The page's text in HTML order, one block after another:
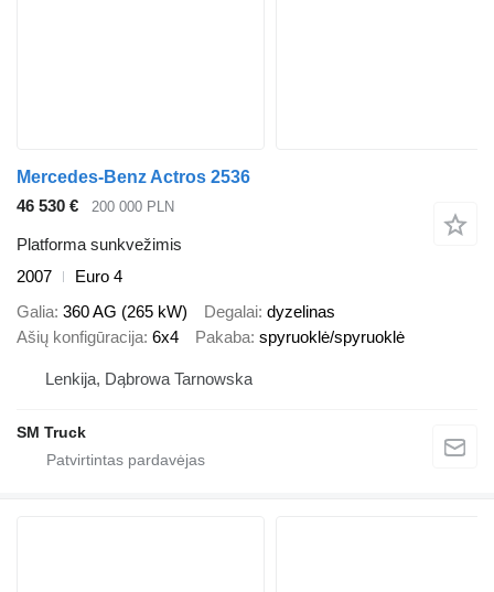
Mercedes-Benz Actros 2536
46 530 €
200 000 PLN
Platforma sunkvežimis
2007
Euro 4
Galia 360 AG (265 kW) Degalai dyzelinas
Ašių konfigūracija 6x4 Pakaba spyruoklė/spyruoklė
Lenkija, Dąbrowa Tarnowska
SM Truck